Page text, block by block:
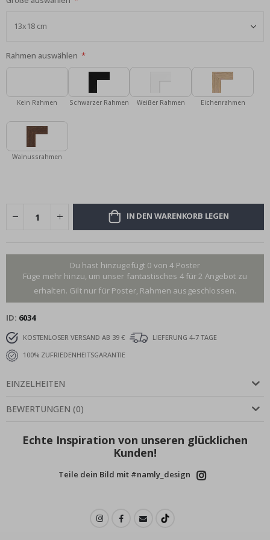
Rahmen auswählen
Kein Rahmen Schwarzer Rahmen Weißer Rahmen Eichenrahmen
Walnussrahmen
IN DEN WARENKORB LEGEN
Du hast hinzugefügt 0 von 4 Poster
Füge mehr hinzu, um unser fantastisches 4 für 2 Angebot zu
erhalten. Gilt nur für Poster, Rahmen ausgeschlossen.
ID 6034
KOSTENLOSER VERSAND AB 39 €
LIEFERUNG 4-7 TAGE
100% ZUFRIEDENHEITSGARANTIE
EINZELHEITEN
BEWERTUNGEN (0)
Echte Inspiration von unseren glücklichen
Kunden!
Teile dein Bild mit #namly_design